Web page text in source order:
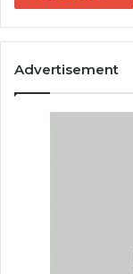
Advertisement